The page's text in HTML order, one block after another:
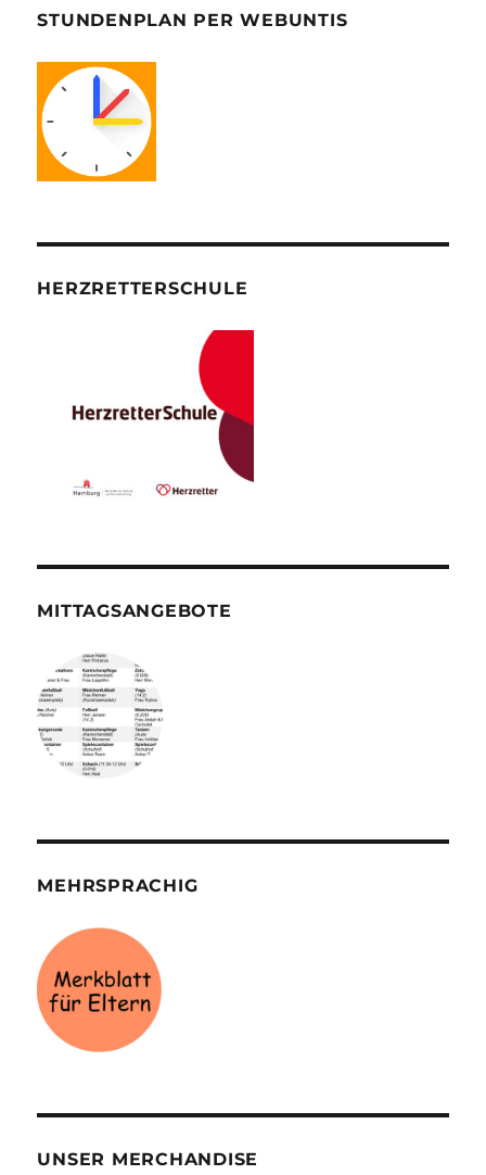
STUNDENPLAN PER WEBUNTIS
HERZRETTERSCHULE
MITTAGSANGEBOTE
MEHRSPRACHIG
UNSER MERCHANDISE